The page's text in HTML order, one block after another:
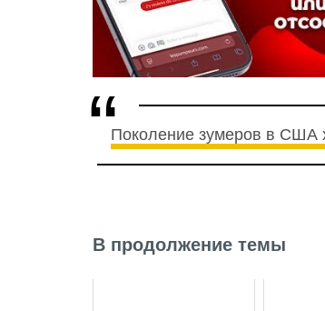
Поколение зумеров в США
В продолжение темы